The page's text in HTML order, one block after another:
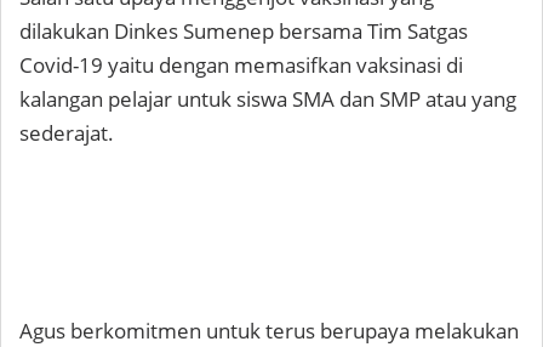
dilakukan Dinkes Sumenep bersama Tim Satgas
Covid-19 yaitu dengan memasifkan vaksinasi di
kalangan pelajar untuk siswa SMA dan SMP atau yang
sederajat.
Agus berkomitmen untuk terus berupaya melakukan